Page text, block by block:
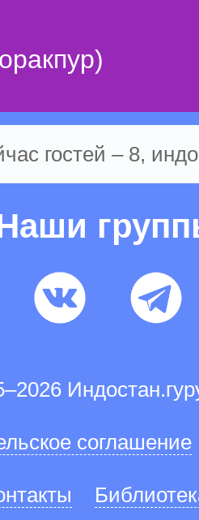
гостей – 8,
соглашение